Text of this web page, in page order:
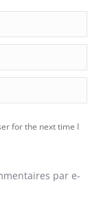
for the next time I
par e-